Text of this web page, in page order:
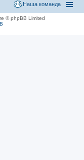
Наша команда
© phpBB Limited